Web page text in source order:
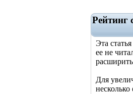
Рейтинг
Эта
ее не
Для